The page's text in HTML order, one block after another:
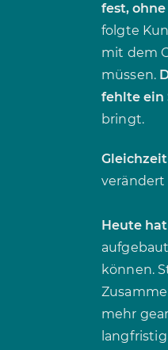
fest,
folgte
mit dem
müssen.
fehlte ein
bringt.
verändert
Heute
können.
mehr